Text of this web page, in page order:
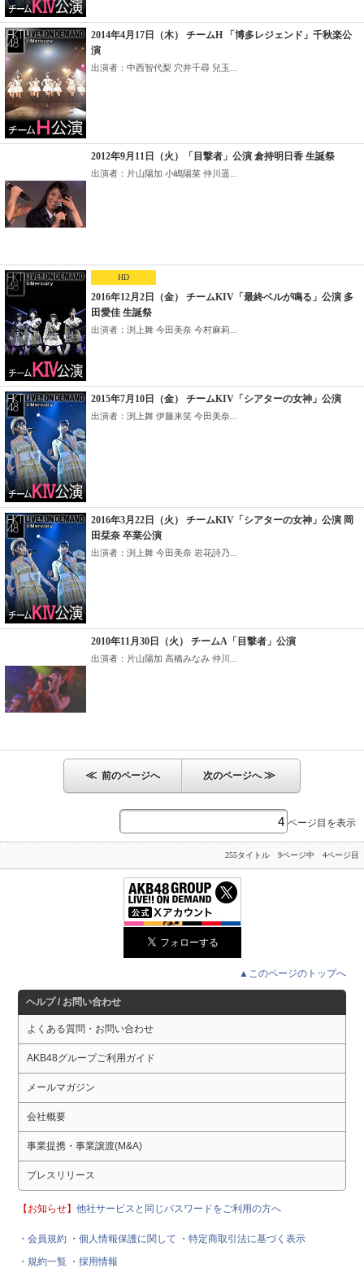
2014年4月17日（木） チームH 「博多レジェンド」千秋楽公
演
出演者：中西智代梨 穴井千尋 兒玉...
2012年9月11日（火）「目撃者」公演 倉持明日香 生誕祭
出演者：片山陽加 小嶋陽菜 仲川遥...
HD
2016年12月2日（金） チームKIV「最終ベルが鳴る」公演 多
田愛佳 生誕祭
出演者：渕上舞 今田美奈 今村麻莉...
2015年7月10日（金） チームKIV「シアターの女神」公演
出演者：渕上舞 伊藤来笑 今田美奈...
2016年3月22日（火） チームKIV「シアターの女神」公演 岡
田栞奈 卒業公演
出演者：渕上舞 今田美奈 岩花詩乃...
2010年11月30日（火） チームA「目撃者」公演
出演者：片山陽加 高橋みなみ 仲川...
≪ 前のページへ 次のページへ≫
ページ目を表示
255タイトル 9ページ中 4ページ目
▲このページのトップへ
ヘルプ / お問い合わせ
よくある質問・お問い合わせ
AKB48グループご利用ガイド
メールマガジン
会社概要
事業提携・事業譲渡(M&A)
プレスリリース
【お知らせ】他社サービスと同じパスワードをご利用の方へ
・会員規約 ・個人情報保護に関して
・特定商取引法に基づく表示
・規約一覧 ・採用情報